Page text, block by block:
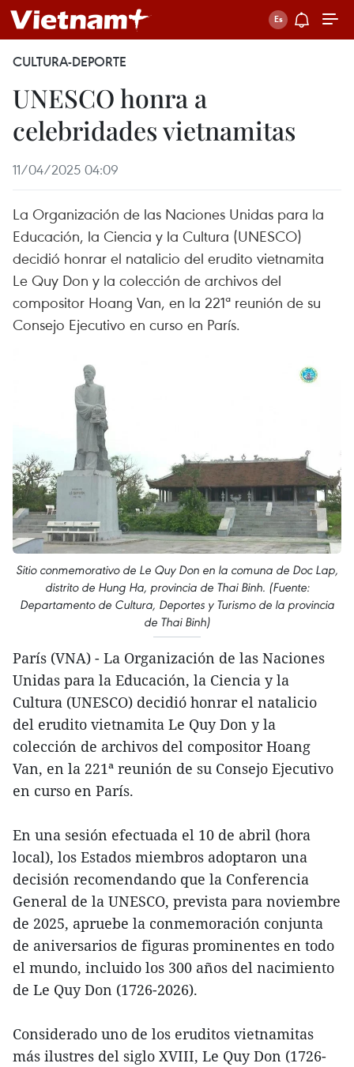
CULTURA-DEPORTE
UNESCO honra a
celebridades vietnamitas
11/04/2025 04:09
La Organización de las Naciones Unidas para la
Educación, la Ciencia y la Cultura (UNESCO)
decidió honrar el natalicio del erudito vietnamita
Le Quy Don y la colección de archivos del
compositor Hoang Van, en la 221ª reunión de su
Consejo Ejecutivo en curso en París.
Sitio conmemorativo de Le Quy Don en la comuna de Doc Lap,
distrito de Hung Ha, provincia de Thai Binh. (Fuente:
Departamento de Cultura, Deportes y Turismo de la provincia
de Thai Binh)
París (VNA) - La Organización de las Naciones
Unidas para la Educación, la Ciencia y la
Cultura (UNESCO) decidió honrar el natalicio
del erudito vietnamita Le Quy Don y la
colección de archivos del compositor Hoang
Van, en la 221ª reunión de su Consejo Ejecutivo
en curso en París.
En una sesión efectuada el 10 de abril (hora
local), los Estados miembros adoptaron una
decisión recomendando que la Conferencia
General de la UNESCO, prevista para noviembre
de 2025, apruebe la conmemoración conjunta
de aniversarios de figuras prominentes en todo
el mundo, incluido los 300 años del nacimiento
de Le Quy Don (1726-2026).
Considerado uno de los eruditos vietnamitas
más ilustres del siglo XVIII, Le Quy Don (1726-